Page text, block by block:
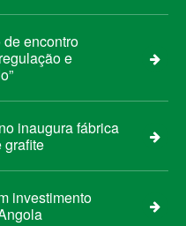
de encontro
e
inaugura fábrica
grafite
investimento